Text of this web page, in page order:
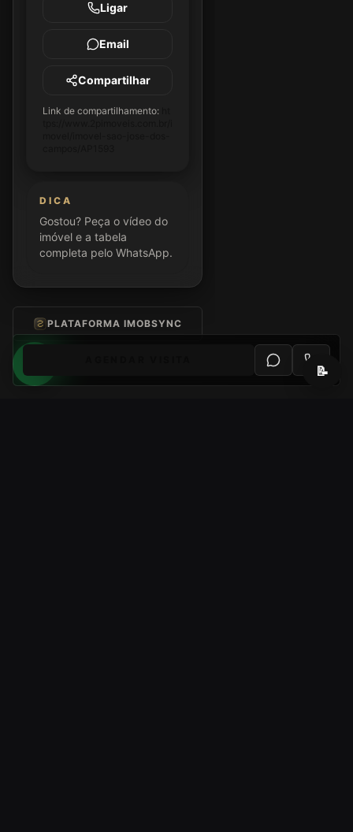
Ligar
Email
Compartilhar
Link de compartilhamento:
DICA
Gostou? Peça o vídeo do
imóvel e a tabela
completa pelo WhatsApp.
PLATAFORMA IMOBSYNC
📝